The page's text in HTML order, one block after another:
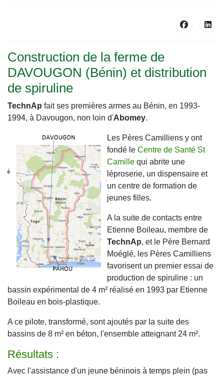
Construction de la ferme de
DAVOUGON (Bénin) et distribution
de spiruline
TechnAp fait ses premières armes au Bénin, en 1993-
1994, à Davougon, non loin d'Abomey.
Les Pères Camilliens y ont
fondé le Centre de Santé St
Camille qui abrite une
léproserie, un dispensaire et
un centre de formation de
jeunes filles.
A la suite de contacts entre
Etienne Boileau, membre de
TechnAp, et le Père Bernard
Moéglé, les Pères Camilliens
favorisent un premier essai de
production de spiruline : un
bassin expérimental de 4 m² réalisé en 1993 par Etienne
Boileau en bois-plastique.
A ce pilote, transformé, sont ajoutés par la suite des
bassins de 8 m² en béton, l'ensemble atteignant 24 m².
Résultats :
Avec l'assistance d'un jeune béninois à temps plein (pas